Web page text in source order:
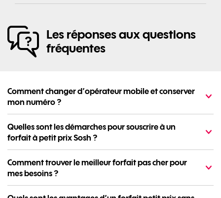
Les réponses aux questions
fréquentes
Comment changer d’opérateur mobile et conserver
mon numéro ?
Quelles sont les démarches pour souscrire à un
forfait à petit prix Sosh ?
Comment trouver le meilleur forfait pas cher pour
mes besoins ?